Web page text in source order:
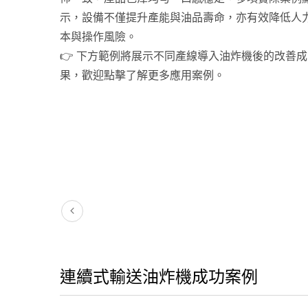
示，設備不僅提升產能與油品壽命，亦有效降低人
本與操作風險。
👉 下方範例將展示不同產線導入油炸機後的改善成
果，歡迎點擊了解更多應用案例。
連續式輸送油炸機成功案例